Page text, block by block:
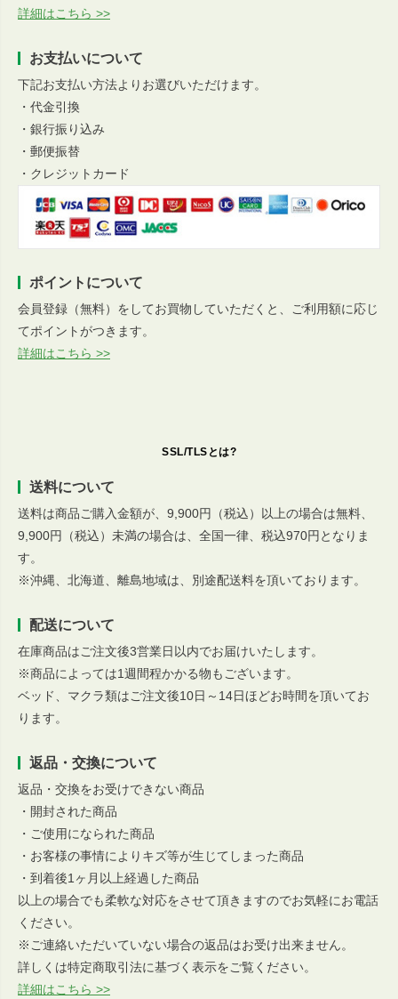
詳細はこちら >>
お支払いについて
下記お支払い方法よりお選びいただけます。
・代金引換
・銀行振り込み
・郵便振替
・クレジットカード
ポイントについて
会員登録（無料）をしてお買物していただくと、ご利用額に応じ
てポイントがつきます。
詳細はこちら >>
SSL/TLSとは?
送料について
送料は商品ご購入金額が、9,900円（税込）以上の場合は無料、
9,900円（税込）未満の場合は、全国一律、税込970円となりま
す。
※沖縄、北海道、離島地域は、別途配送料を頂いております。
配送について
在庫商品はご注文後3営業日以内でお届けいたします。
※商品によっては1週間程かかる物もございます。
ベッド、マクラ類はご注文後10日～14日ほどお時間を頂いてお
ります。
返品・交換について
返品・交換をお受けできない商品
・開封された商品
・ご使用になられた商品
・お客様の事情によりキズ等が生じてしまった商品
・到着後1ヶ月以上経過した商品
以上の場合でも柔軟な対応をさせて頂きますのでお気軽にお電話
ください。
※ご連絡いただいていない場合の返品はお受け出来ません。
詳しくは特定商取引法に基づく表示をご覧ください。
詳細はこちら >>